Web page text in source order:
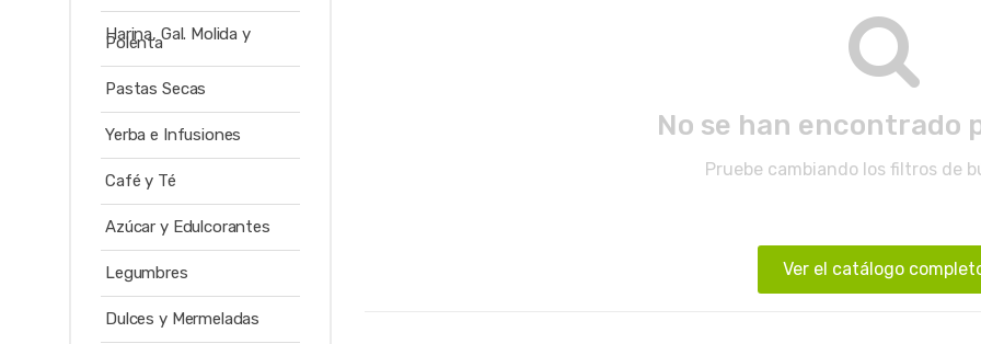
No se han encontrado
Pruebe cambiando los filtros de
Ver el catálogo
Harina, Gal. Molida y
Polenta
Pastas Secas
Yerba e Infusiones
Café y Té
Azúcar y Edulcorantes
Legumbres
Dulces y Mermeladas